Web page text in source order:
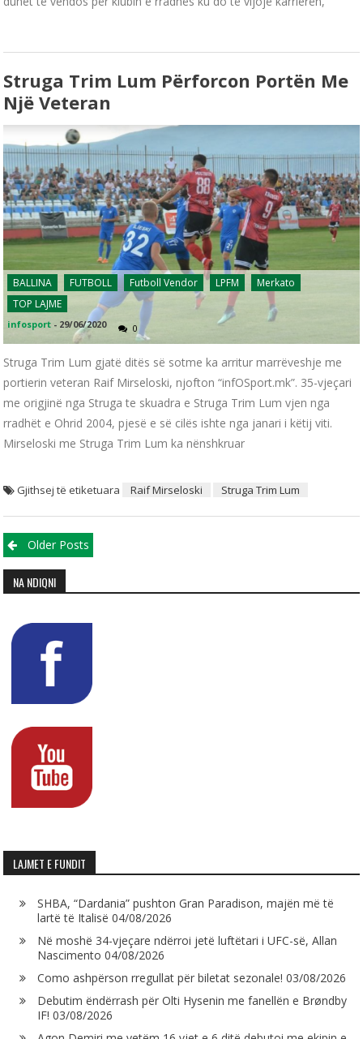
Struga Trim Lum Përforcon Portën Me
Një Veteran
BALLINA FUTBOLL Futboll Vendor LPFM
Merkato
TOP LAJME
infosport - 29/06/2020 0
Struga Trim Lum gjatë ditës së sotme ka arritur marrëveshje me
portierin veteran Raif Mirseloski, njofton “infOSport.mk”. 35-vjeçari
me origjinë nga Struga te skuadra e Struga Trim Lum vjen nga
rradhët e Ohrid 2004, pjesë e së cilës ishte nga janari i këtij viti.
Mirseloski me Struga Trim Lum ka nënshkruar
Gjithsej të etiketuara Raif Mirseloski Struga Trim Lum
Posts navigation
Older Posts
NA NDIQNI
LAJMET E FUNDIT
SHBA, “Dardania” pushton Gran Paradison, majën më të
lartë të Italisë 04/08/2026
Në moshë 34-vjeçare ndërroi jetë luftëtari i UFC-së, Allan
Nascimento 04/08/2026
Como ashpërson rregullat për biletat sezonale! 03/08/2026
Debutim ëndërrash për Olti Hysenin me fanellën e Brøndby
IF! 03/08/2026